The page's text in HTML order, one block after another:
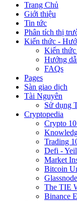
Trang Chủ
Giới thiệu
Tin tức
Phân tích thị
Kiến thức -
Kiến thức
Hướng
FAQs
Pages
Sàn giao dịch
Tài Nguyên
Sử dụng
Cryptopedia
Crypto
Trading
Defi -
Market
Bitcoin
The TIE
Binance